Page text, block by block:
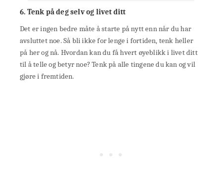
6. Tenk på deg selv og livet ditt
Det er ingen bedre måte å starte på nytt enn når du har
avsluttet noe. Så bli ikke for lenge i fortiden, tenk heller
på her og nå. Hvordan kan du få hvert øyeblikk i livet ditt
til å telle og betyr noe? Tenk på alle tingene du kan og vil
gjøre i fremtiden.